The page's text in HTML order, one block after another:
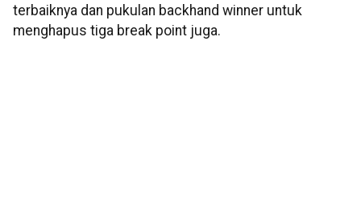
terbaiknya dan pukulan backhand winner untuk
menghapus tiga break point juga.